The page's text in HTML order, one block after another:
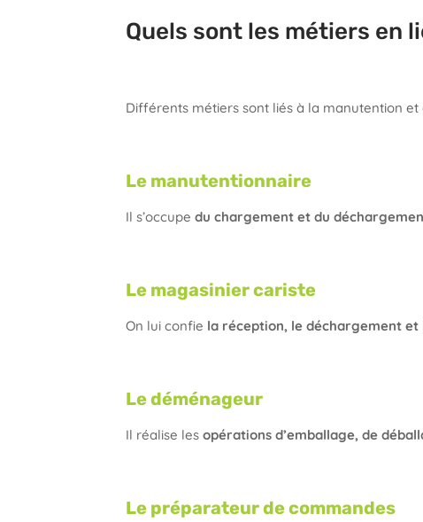
Quels sont les métiers en
Différents métiers sont liés à la manutention et
Le manutentionnaire
Il s’occupe du chargement et du
Le magasinier cariste
On lui confie la réception, le déchargement et
Le déménageur
Il réalise les opérations d’emballage, de
Le préparateur de commandes